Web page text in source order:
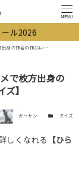
MENU
ル2026
どれ？【ひらかたクイズ】
で枚方出身の
】
者 ガーサン カテゴリー
クイズ
しくなれる 【ひら